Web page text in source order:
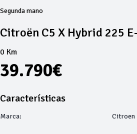
Segunda mano
Citroën C5 X Hybrid 225
0 Km
39.790€
Características
Marca: Citroen